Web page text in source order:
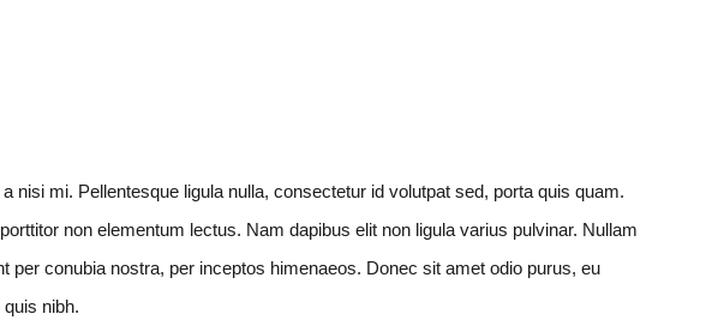
mi. Pellentesque ligula nulla, consectetur id volutpat sed, porta quis quam.
non elementum lectus. Nam dapibus elit non ligula varius pulvinar. Nullam
conubia nostra, per inceptos himenaeos. Donec sit amet odio purus, eu
nibh.